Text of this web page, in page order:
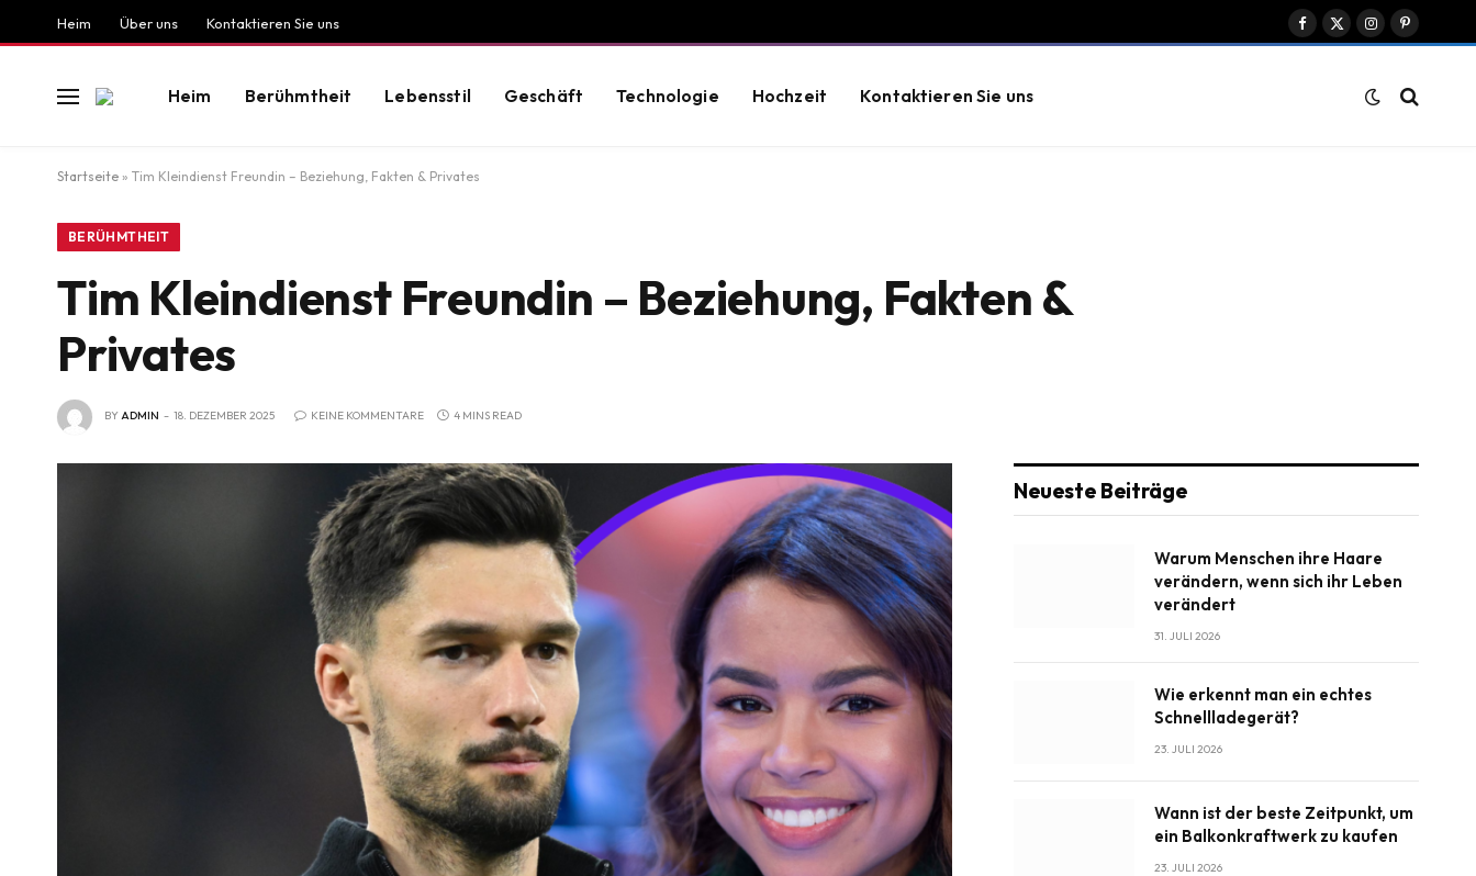
Heim Über uns Kontaktieren Sie uns
Facebook
X
InstagramPinterest
Heim Berühmtheit Lebensstil Geschäft Technologie Hochzeit Kontaktieren Sie uns
Startseite » Tim Kleindienst Freundin – Beziehung, Fakten & Privates
BERÜHMTHEIT
Tim Kleindienst Freundin – Beziehung, Fakten &
Privates
BYADMIN 18. DEZEMBER 2025 KEINE KOMMENTARE 4 MINS READ
Neueste Beiträge
Warum Menschen ihre Haare
verändern, wenn sich ihr Leben
verändert
31. JULI 2026
Wie erkennt man ein echtes
Schnellladegerät?
23. JULI 2026
Wann ist der beste Zeitpunkt, um
ein Balkonkraftwerk zu kaufen
23. JULI 2026